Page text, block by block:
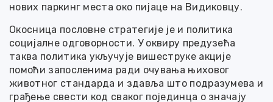
нових паркинг места око пијаце на Видиковцу.
Окосница пословне стратегије је и политика
социјалне одговорности. У оквиру предузећа
таква политика укључује вишеструке акције
помоћи запосленима ради очувања њиховог
животног стандарда и здавља што подразумева и
грађење свести код сваког појединца о значају